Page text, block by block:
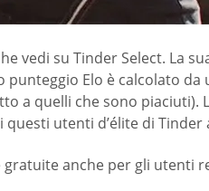
vedi su Tinder Select. La
Elo è calcolato
a quelli che sono piaciuti).
questi utenti d’élite di
anche per gli utenti